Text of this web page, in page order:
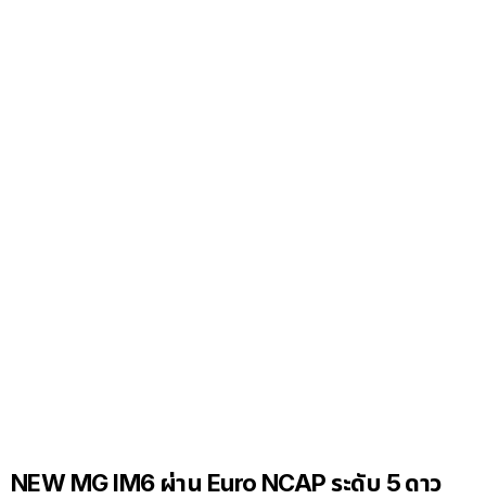
NEW MG IM6 ผ่าน Euro NCAP ระดับ 5 ดาว